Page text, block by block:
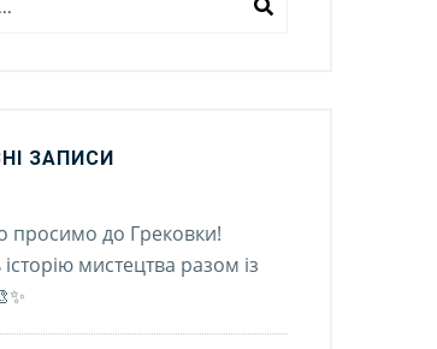
ЗАПИСИ
просимо до Грековки!
історію мистецтва разом із